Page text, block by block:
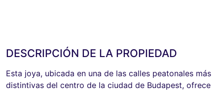
DESCRIPCIÓN DE LA PROPIEDAD
Esta joya, ubicada en una de las calles peatonales más
distintivas del centro de la ciudad de Budapest, ofrece